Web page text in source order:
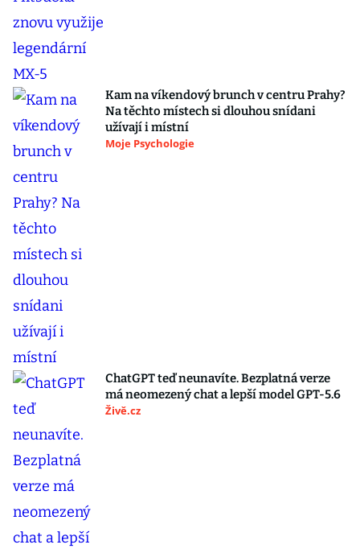
Kam na víkendový brunch v centru Prahy?
Na těchto místech si dlouhou snídani
užívají i místní
Moje Psychologie
ChatGPT teď neunavíte. Bezplatná verze
má neomezený chat a lepší model GPT-5.6
Živě.cz